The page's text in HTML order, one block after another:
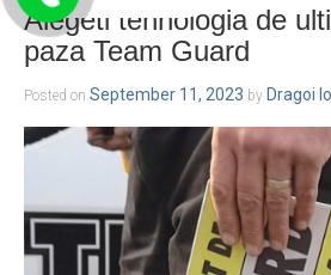
Alegeti tehnologia de
paza Team Guard
Posted on September 11, 2023 by Dragoi